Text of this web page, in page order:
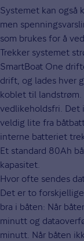
Systemet kan også
men
som brukes for å
Trekker systemet
SmartBoat One
drift, og lades hver
koblet til landstrøm.
vedlikeholdsfri. Det
veldig lite fra
interne batteriet
Et standard 80Ah
kapasitet.
Hvor ofte sendes
Det er to
bra i båten: Når
minutt og
minutt. Når båten